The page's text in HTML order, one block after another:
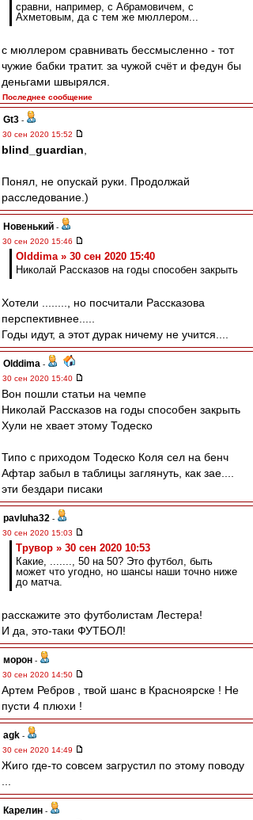
сравни, например, с Абрамовичем, с
Ахметовым, да с тем же мюллером...
с мюллером сравнивать бессмысленно - тот
чужие бабки тратит. за чужой счёт и федун бы
деньгами швырялся.
Последнее сообщение
Gt3 -
30 сен 2020 15:52
blind_guardian
Понял, не опускай руки. Продолжай
расследование.)
Новенький -
30 сен 2020 15:46
Olddima » 30 сен 2020 15:40
Николай Рассказов на годы способен закрыть
Хотели ........, но посчитали Рассказова
перспективнее.....
Годы идут, а этот дурак ничему не учится....
Olddima -
30 сен 2020 15:40
Вон пошли статьи на чемпе
Николай Рассказов на годы способен закрыть
Хули не хвает этому Тодеско
Типо с приходом Тодеско Коля сел на бенч
Афтар забыл в таблицы заглянуть, как зае....
эти бездари писаки
pavluha32 -
30 сен 2020 15:03
Трувор » 30 сен 2020 10:53
Какие, ......., 50 на 50? Это футбол, быть
может что угодно, но шансы наши точно ниже
до матча.
расскажите это футболистам Лестера!
И да, это-таки ФУТБОЛ!
морон -
30 сен 2020 14:50
Артем Ребров , твой шанс в Красноярске ! Не
пусти 4 плюхи !
agk -
30 сен 2020 14:49
Жиго где-то совсем загрустил по этому поводу
Карелин -